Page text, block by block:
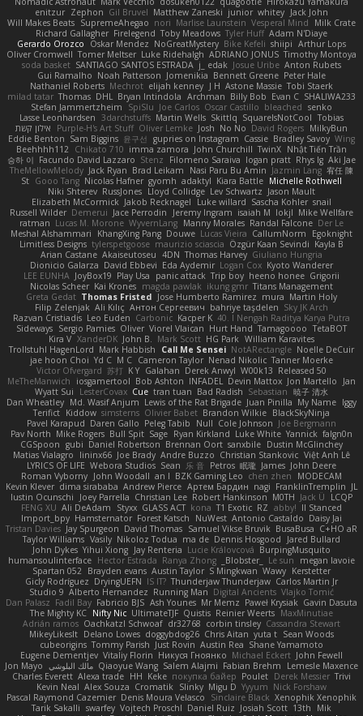
enitzur Zephon Gil Bruvel Matthew Zaneski junior whitey Jack John
Will Makes Beats SupremeAhegao nori Marlise Launstein Vesperal Mind
Milk Crate
Richard Gallagher Firelegend Toby Meadows Tyler Huff Adam N'Diaye
Gerardo Orozco
Oskar Mendez NoGreatMystery Bike Kefeli shiipi Arthur Lops
Oliver Cromwell Tomer Meltser Luke Ridehalgh ADRIANO JONUS Timothy Montoya
soda basket SANTIAGO SANTOS ESTRADA j_ edak Josue Uribe Anton Rubets
Gui Ramalho Noah Patterson Jomenikia Bennett Greene Peter Hale
Nathaniel Roberts Mechrot elijah kenney J H Astone Massie Tobi Staerk
milad tatar Thomas DHL Bryan Intindola Archman Billy Bob Evan C SHALIWA233
Stefan Jammertzheim
SpiSlu Joe Carlos Oscar Castillo bleached senko
Lasse Leonhardsen
3darchstuffs Martin Wells Skittlq SquareIsNotCool Tobias
אילון קשת
Purple-H's Art Stuff Oliver Lemke Josh No No David Rogers MilkyBun
Eddie Benton Sam Biggins 윤구선 gupries on Instagram Cassie Bradley Savoy Wing
Beehhhh112
Chikato 710 imma zamora John Churchill TwinX Nhật Tiến Trần
승하 이 Facundo David Lazzaro Stenz Filomeno Saraiva logan pratt Rhys lg Aki Jae
TheMellowMelody Jack Ryan Brad Leikam Nasi Paru Bu Amin Jazmin Lang 宥任 陳
St Gooo Tang Nicolas Hafner gyomh adaktyl Kiara Battle Michelle Rothwell
Niki Shterev RussJones Lloyd Collidge Lev Schwartz Jason Mault
Elizabeth McCormick Jakob Recknagel Luke willard Sascha Kohler snail
Russell Wilder Demerui Jace Perrodin Jeremy Ingram isaiah M lokjl Mike Wellfare
ratman Lucas M. Morone WyvernLang Manny Morales Randal Falcone Der Le
Meshal Alshammari
KhangXing Pang Douwe Lucas Vieira CallumNorm
Egoknight
Limitless Designs tylerspetgoose maurizio sciascia Özgür Kaan Sevindi Kayla B
Arian Castane Akaiseutoseu 4DN Thomas Harvey Giuliano Hungria
Dionicio Galarza David Ebbevi Eda Aydemir Logan Cox Kyoto Wanderer
LEE EUNHA JoyBox19 Play Usa panic attack Trip boy heeno honee Grigorii
Nicolas Scheer Kai Krones magda pawlak ikung gmr Titans Management
Greta Gedat Thomas Fristed Jose Humberto Ramirez mura Martin Holy
Filip Zelenjak Ali Kılıç Антон Сергеевич bahriye taşdelen Sky JK Arch
Razvan Cristiadis Leo Euden Carbonic Kacper K 40. I Nengah Raditya Karya Putra
Sideways Sergio Pamies Oliver Viorel Vlaican Hurt Hand Tamagoooo TetaBOT
Kira V XanderDK John B. Mark Scott HG Park William Karavites
Trollstuhl HagenLord Mark Habbish Call Me Sensei NotARectangle Noelle DeCuir
jae hoon Choi Yd C M C Cameron Taylor Nenad Nikolic Tanner Moerke
Victor Ofvergard 苏打 K Y Galahan Derek Anwyl W00k13 Released 50
MeTheManwich
iosgamertool Bob Ashton INFADEL Devin Mattox Jon Martello
Jan
Wyatt Sui
LesterCovax Cue tran tuan Bad Radish Sebastian 暁子 清水
Dan Wheatley Md. Wasif Anjum Lewis of the Rat Brigade Juan Pinilla My Name Iggy
Terifict Kiddow simsterns Olivier Babet Brandon Wilkie BlackSkyNinja
Pavel Karapud Daren Gallo Peleg Tabib Null Cole Johnson Joe Bergmann
Pav North Mike Rogers Bull Spit Sage Ryan Kirkland Luke White Yannick falgn0n
CGSpoon gubi Daniel Robertson Brennan Oort sanxbile Dustin McGlinchey
Matias Vialagro
lininx66 Joe Brady Andre Buzzo Christian Stankovic Việt Anh Lê
LYRICS OF LIFE Webora Studios Sean 乐 音 Petros 眠瓏 James John Deere
Roman Vyborny John Woodall an l BZK Gaming Leo chen zhen
MODECAM
Kevin Klever dima sirababa Andrew Pierce Артем Бардин nagi FranklinTremplin JL
Iustin Ocunschi
Joey Parrella Christian Lee Robert Hankinson M0TH Jack Ü
LCQP
FENG XU Ali DeAdam Styxx GLASS ACT kona T1 Exotic RZ abby! ll Stanced
Import_bpy Hamsternator Forest Katsch NuWest Antonio Castaldo Daisy Jai
Tristan Davies Jay Spurgeon David Thomas Samuel Vikse Bruvik BusaBusa C+HO aR
Taylor Williams Vasily Nikoloz Todua ma de Dennis Hosgood
Jared Bullard
John Dykes Yihui Xiong Jay Renteria Lucie Královcová BurpingMusquito
humansoulinterface Hector Estrada Ranya Zhong _Blobster_ Le sun
megan lavoie
Spartan 052
Brayden evans Austin Taylor S Mingkwan Wawy Kerstetter
Gicly Rodríguez DryingUEFN IS IT? Thunderjaw Thunderjaw Carlos Martin Jr
Studio 9 Alberto Hernandez Running Man Digital Ancients Vlajko Tomić
Dan Palasz Fadil Bay Fabricio BJS Ash Younes Mr Memz Paweł Krysiak Gavin Dasuta
The Mighty KC Nifty Nic UltimateTJF Quistis Reinier Weerts MaxMinutiae
Adrián ramos Oachkatzl Schwoaf dr32768 corbin tinsley Cassandra Stewart
MikeyLikesIt Delano Lowes doggybdog26 Chris Aitan yuta t Sean Woods
cubeorigins Tommy Parish Just Rovin Austin Rea Shane Yamamoto
Eugene Dementjev Vitaliy Florin Никуся Гноянко Michael Eckert John Fewell
Jon Mayo مالك البلوشي Qiaoyue Wang Salem Alajmi Fabian Brehm
Lemesle Maxence
Charles Everett Alexa trade HH Keke покупка байер Poulet Derek Messier Trivi
Kevin Neal Alex Souza Cromatik Slinky Migu D Yyyum Nick Forshaw
Pascal Raymond Cazemier Denis Moura Velasco Sinclaire Black Xenophik Xenophik
Tarik Sakalli swarfey Vojtech Proschl Daniel Ruiz Josiah Scott 13th
Mik